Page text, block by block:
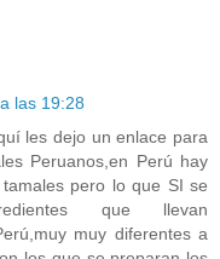
las 19:28
les dejo un enlace para
Peruanos,en Perú hay
pero lo que SI se
que llevan
muy diferentes a